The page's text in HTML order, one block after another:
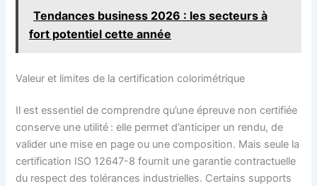
Tendances business 2026 : les secteurs à
fort potentiel cette année
Valeur et limites de la certification colorimétrique
Il est essentiel de comprendre qu’une épreuve non certifiée
conserve une utilité : elle permet d’anticiper un rendu, de
valider une mise en page ou une composition. Mais seule la
certification ISO 12647-8 fournit une garantie contractuelle
du respect des tolérances industrielles. Certains supports